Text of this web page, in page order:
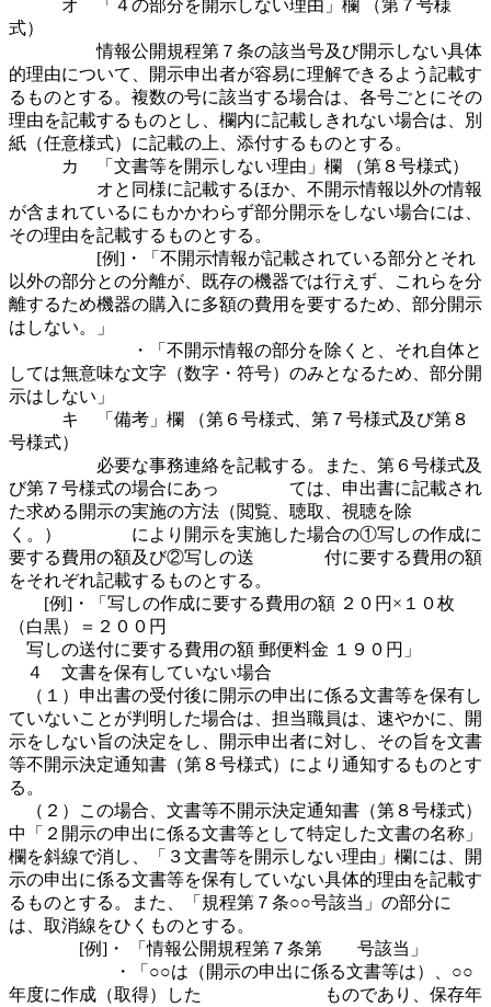
オ 「４の部分を開示しない理由」欄 （第７号様
式）
情報公開規程第７条の該当号及び開示しない具体
的理由について、開示申出者が容易に理解できるよう記載す
るものとする。複数の号に該当する場合は、各号ごとにその
理由を記載するものとし、欄内に記載しきれない場合は、別
紙（任意様式）に記載の上、添付するものとする。
カ 「文書等を開示しない理由」欄 （第８号様式）
オと同様に記載するほか、不開示情報以外の情報
が含まれているにもかかわらず部分開示をしない場合には、
その理由を記載するものとする。
[例]・「不開示情報が記載されている部分とそれ
以外の部分との分離が、既存の機器では行えず、これらを分
離するため機器の購入に多額の費用を要するため、部分開示
はしない。」
・「不開示情報の部分を除くと、それ自体と
しては無意味な文字（数字・符号）のみとなるため、部分開
示はしない」
キ 「備考」欄 （第６号様式、第７号様式及び第８
号様式）
必要な事務連絡を記載する。また、第６号様式及
び第７号様式の場合にあっ ては、申出書に記載され
た求める開示の実施の方法（閲覧、聴取、視聴を除
く。） により開示を実施した場合の①写しの作成に
要する費用の額及び②写しの送 付に要する費用の額
をそれぞれ記載するものとする。
[例]・「写しの作成に要する費用の額 ２０円×１０枚
（白黒）＝２００円
写しの送付に要する費用の額 郵便料金 １９０円」
４ 文書を保有していない場合
（１）申出書の受付後に開示の申出に係る文書等を保有し
ていないことが判明した場合は、担当職員は、速やかに、開
示をしない旨の決定をし、開示申出者に対し、その旨を文書
等不開示決定通知書（第８号様式）により通知するものとす
る。
（２）この場合、文書等不開示決定通知書（第８号様式）
中「２開示の申出に係る文書等として特定した文書の名称」
欄を斜線で消し、「３文書等を開示しない理由」欄には、開
示の申出に係る文書等を保有していない具体的理由を記載す
るものとする。また、「規程第７条○○号該当」の部分に
は、取消線をひくものとする。
[例]・ 「情報公開規程第７条第 号該当」
・「○○は（開示の申出に係る文書等は）、○○
年度に作成（取得）した ものであり、保存年